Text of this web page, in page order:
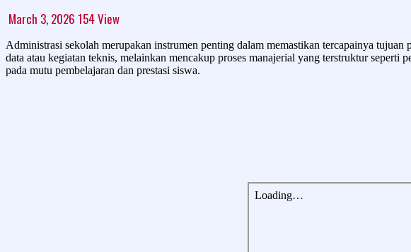
March 3, 2026 154View
Administrasi sekolah merupakan instrumen penting dalam memastikan tercapainya
data atau kegiatan teknis, melainkan mencakup proses manajerial yang terstruktur seperti
pada mutu pembelajaran dan prestasi siswa.